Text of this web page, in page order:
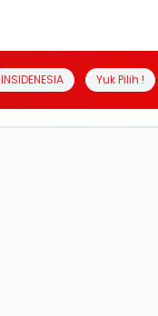
INSIDENESIA Yuk Pilih !